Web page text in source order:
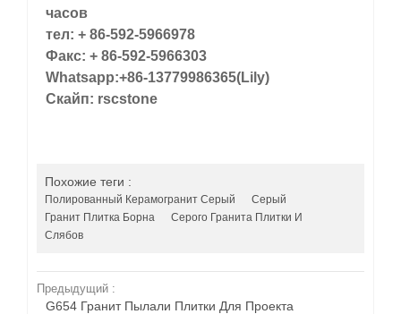
часов
тел: + 86-592-5966978
Факс: + 86-592-5966303
Whatsapp:+86-13779986365(Lily)
Скайп: rscstone
Похожие теги :
Полированный Керамогранит Серый
Серый
Гранит Плитка Борна
Серого Гранита Плитки И
Слябов
Предыдущий :
G654 Гранит Пылали Плитки Для Проекта